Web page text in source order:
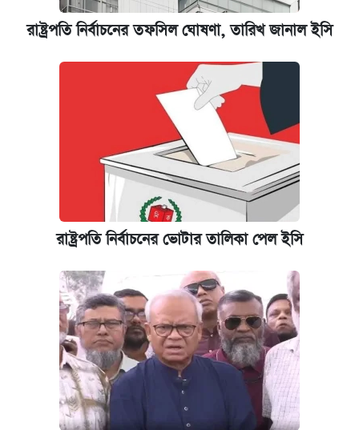
রাষ্ট্রপতি নির্বাচনের তফসিল ঘোষণা, তারিখ জানাল ইসি
রাষ্ট্রপতি নির্বাচনের ভোটার তালিকা পেল ইসি